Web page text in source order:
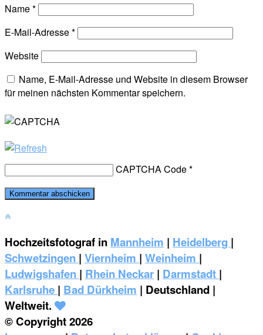
Name*
E-Mail-Adresse*
Website
Name, E-Mail-Adresse und Website in diesem Browser
für meinen nächsten Kommentar speichern.
CAPTCHA Code*
Hochzeitsfotograf in Mannheim | Heidelberg |
Schwetzingen | Viernheim | Weinheim |
‎Ludwigshafen | Rhein Neckar | Darmstadt |
Karlsruhe | Bad Dürkheim | Deutschland |
Weltweit.
© Copyright 2026